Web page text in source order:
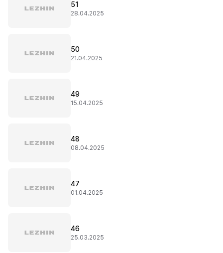
51
28.04.2025
50
21.04.2025
49
15.04.2025
48
08.04.2025
47
01.04.2025
46
25.03.2025